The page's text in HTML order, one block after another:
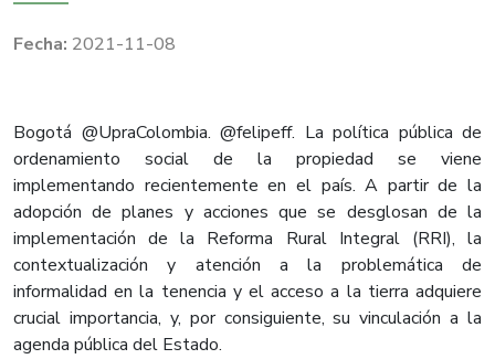
2021-11-08
Bogotá @UpraColombia. @felipeff. La política pública de
ordenamiento social de la propiedad se viene
implementando recientemente en el país. A partir de la
adopción de planes y acciones que se desglosan de la
implementación de la Reforma Rural Integral (RRI), la
contextualización y atención a la problemática de
informalidad en la tenencia y el acceso a la tierra adquiere
crucial importancia, y, por consiguiente, su vinculación a la
agenda pública del Estado.